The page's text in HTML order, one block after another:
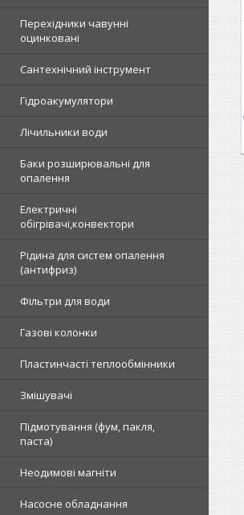
Перехідники чавунні
оцинковані
Сантехнічний інструмент
Гідроакумулятори
Лічильники води
Баки розширювальні для
опалення
Електричні
обігрівачі,конвектори
Рідина для систем опалення
(антифриз)
Фільтри для води
Газові колонки
Пластинчасті теплообмінники
Змішувачі
Підмотування (фум, пакля,
паста)
Неодимові магніти
Насосне обладнання